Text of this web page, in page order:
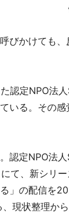
びかけても、
認定NPO法
いる。その感
認定NPO法
て、新シリ
」の配信を
現状整理か